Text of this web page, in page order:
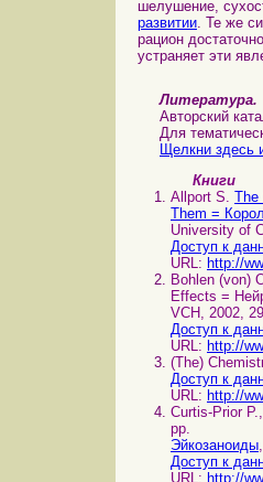
шелушение,
развитии. Те же
рацион
устраняет эти
Авторский
Для
Щелкни здесь
Книги
Allport S. The
Them =
University of
Доступ к
URL: http://
Bohlen (von)
Effects =
VCH, 2002,
Доступ к
URL: http://
(The)
Доступ к
URL: http://
Curtis-Prior
pp.
Эйкозаноиды
Доступ к
URL: http://